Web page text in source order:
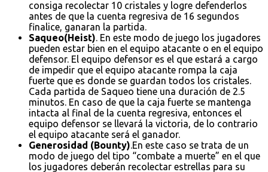
consiga recolectar 10 cristales y logre defenderlos
antes de que la cuenta regresiva de 16 segundos
finalice, ganaran la partida.
Saqueo(Heist). En este modo de juego los jugadores
pueden estar bien en el equipo atacante o en el equipo
defensor. El equipo defensor es el que estará a cargo
de impedir que el equipo atacante rompa la caja
fuerte que es donde se guardan todos los cristales.
Cada partida de Saqueo tiene una duración de 2.5
minutos. En caso de que la caja fuerte se mantenga
intacta al final de la cuenta regresiva, entonces el
equipo defensor se llevará la victoria, de lo contrario
el equipo atacante será el ganador.
Generosidad (Bounty).En este caso se trata de un
modo de juego del tipo “combate a muerte” en el que
los jugadores deberán recolectar estrellas para su